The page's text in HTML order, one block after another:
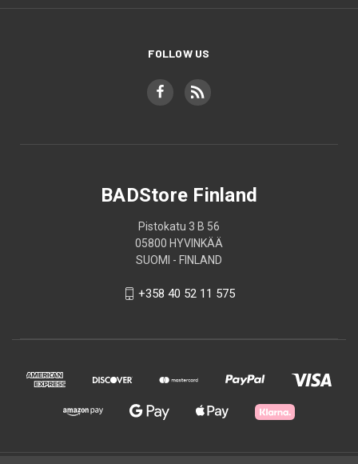
FOLLOW US
BADStore Finland
Pistokatu 3 B 56
05800 HYVINKÄÄ
SUOMI - FINLAND
+358 40 52 11 575